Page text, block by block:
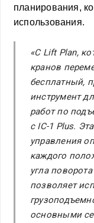
планирования,
использования.
«С Lift Plan,
кранов
бесплатный,
инструмент
работ по
с IC-1 Plus.
управления
каждого
угла
позволяет
основными